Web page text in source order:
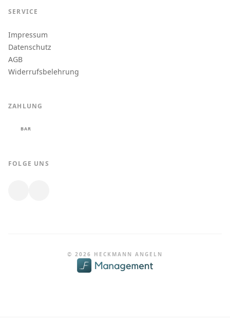
SERVICE
Impressum
Datenschutz
AGB
Widerrufsbelehrung
ZAHLUNG
BAR
FOLGE UNS
© 2026 HECKMANN ANGELN